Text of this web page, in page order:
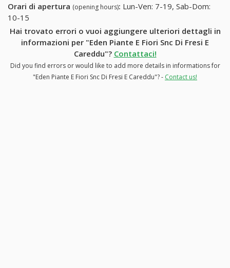
Orari di apertura (opening hours): Lun-Ven: 7-19, Sab-Dom:
10-15
Hai trovato errori o vuoi aggiungere ulteriori dettagli in
informazioni per "Eden Piante E Fiori Snc Di Fresi E
Careddu"? Contattaci!
Did you find errors or would like to add more details in informations for
"Eden Piante E Fiori Snc Di Fresi E Careddu"? - Contact us!